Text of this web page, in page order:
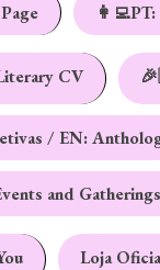
CV
/ EN:
and Gatherings
Loja